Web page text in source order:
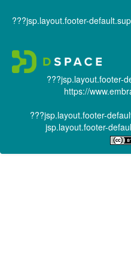
???jsp.layout.footer-
???jsp.layout.footer-
https://
???jsp.layout.footer-
jsp.layout.footer-